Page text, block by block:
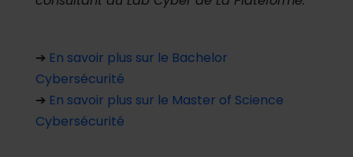
➔ En savoir plus sur le Bachelor
Cybersécurité
➔ En savoir plus sur le Master of Science
Cybersécurité